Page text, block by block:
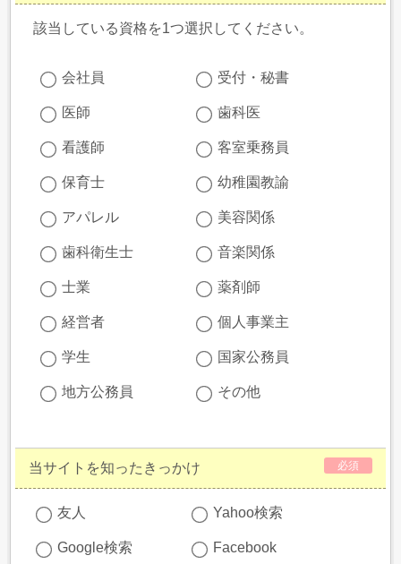
該当している資格を1つ選択してください。
会社員 受付・秘書
医師 歯科医
看護師 客室乗務員
保育士 幼稚園教諭
アパレル 美容関係
歯科衛生士 音楽関係
士業 薬剤師
経営者 個人事業主
学生 国家公務員
地方公務員 その他
当サイトを知ったきっかけ 必須
友人 Yahoo検索
Google検索 Facebook